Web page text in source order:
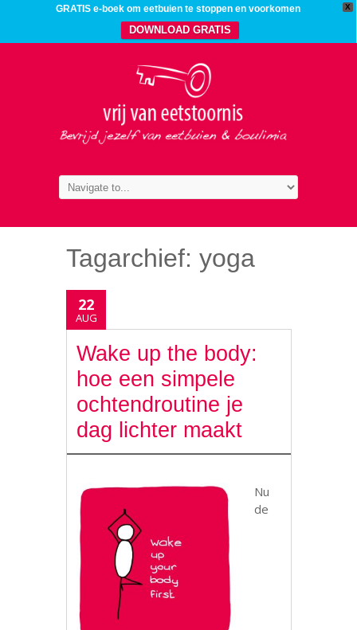
X
GRATIS e-boek om eetbuien te stoppen en voorkomen
DOWNLOAD GRATIS
Tagarchief: yoga
22
AUG
Wake up the body:
hoe een simpele
ochtendroutine je
dag lichter maakt
Nu
de